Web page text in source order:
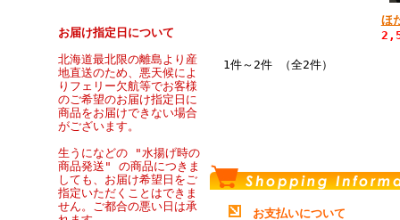
お届け指定日について
北海道最北限の離島より産
地直送のため、悪天候によ
りフェリー欠航等でお客様
のご希望のお届け指定日に
商品をお届けできない場合
がございます。
生うになどの "水揚げ時の
商品発送" の商品につきま
しても、お届け希望日をご
指定いただくことはできま
せん。ご都合の悪い日は承
ほ
1件～2件 （全2件）
お支払いについて